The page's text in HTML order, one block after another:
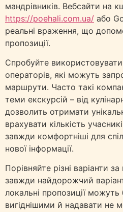
мандрівників. Вебсайти на
https://poehali.com.ua/ або
реальні враження, що
пропозиції.
Спробуйте використовувати
операторів, які можуть
маршрути. Часто такі
теми екскурсій – від
дозволить отримати
врахувати кількість
завжди комфортніші для
нової інформації.
Порівняйте різні варіанти
завжди найдорожчий
локальні пропозиції можуть
вигіднішими й надавати не